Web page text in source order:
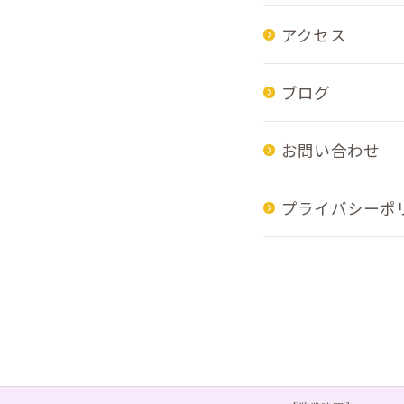
アクセス
ブログ
お問い合わせ
プライバシーポ